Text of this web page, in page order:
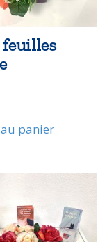
feuilles
panier